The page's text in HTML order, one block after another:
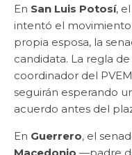
En San Luis Potosí,
intentó el
propia esposa, la
candidata. La regla
coordinador del
seguirán esperando
acuerdo antes del
En Guerrero, el
Macedonio —padre